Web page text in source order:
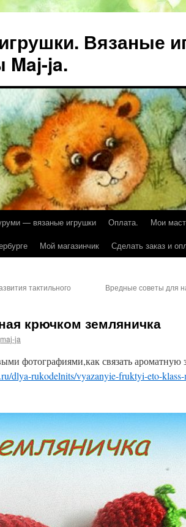
Вязаные
Maj-ja.
— вязаные игрушки Оплата. Мои
Мой магазинчик Сделать заказ и
тактильного
Вредные советы для
крючком земляничка
maj-ja
фотографиями,как связать
dlya-rukodelnits/vyazanyie-fruktyi-eto-klass-